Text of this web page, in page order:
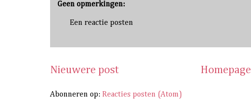
Geen opmerkingen:
Een reactie posten
Nieuwere post Homepage
Abonneren op: Reacties posten (Atom)